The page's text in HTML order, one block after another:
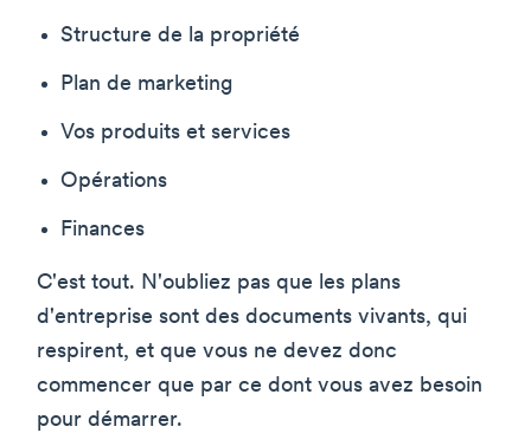
Structure de la propriété
Plan de marketing
Vos produits et services
Opérations
Finances
C'est tout. N'oubliez pas que les plans
d'entreprise sont des documents vivants, qui
respirent, et que vous ne devez donc
commencer que par ce dont vous avez besoin
pour démarrer.